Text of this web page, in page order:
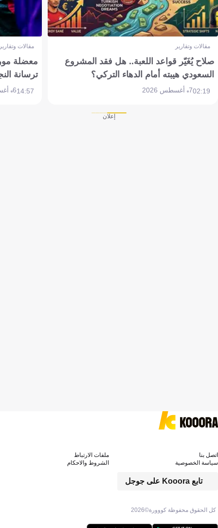
مقالات وتقارير
صلاح يُغَيّر قواعد اللعبة.. هل فقد المشروع
السعودي هيبته أمام الدهاء التركي؟
02:197 أغسطس 2026
مقالات
معضلة
ترسانة
14:576 أغسطس 2026
إعلان
كل الحقوق محفوظة كووورة©2026
تابع Kooora على جوجل
اتصل بنا
ملفات الارتباط
سياسة الخصوصية
الشروط والاحكام